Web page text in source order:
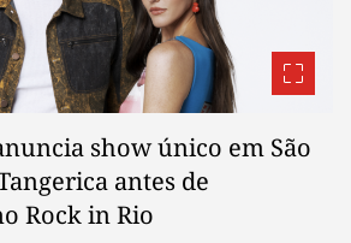
show único em São
antes de
Rock in Rio